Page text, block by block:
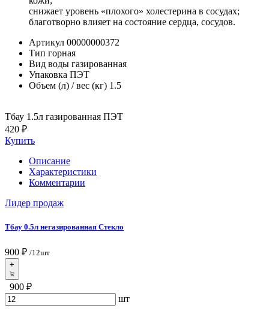
снижает уровень «плохого» холестерина в сосудах;
благотворно влияет на состояние сердца, сосудов.
Артикул 00000000372
Тип горная
Вид воды газированная
Упаковка ПЭТ
Объем (л) / вес (кг) 1.5
Тбау 1.5л газированная ПЭТ
420 ₽
Купить
Описание
Характеристики
Комментарии
Лидер продаж
Тбау 0.5л негазированная Стекло
900 ₽ /12шт
+
900 ₽
шт